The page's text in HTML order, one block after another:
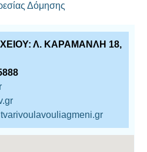
Δόμησης
Λ. ΚΑΡΑΜΑΝΛΗ 18,